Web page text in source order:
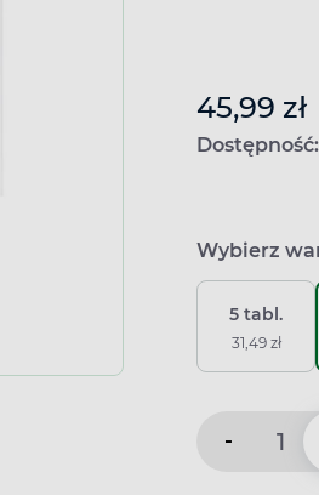
45,99 zł
Dostępność:
Wybierz
5 tabl.
31,49 zł
-